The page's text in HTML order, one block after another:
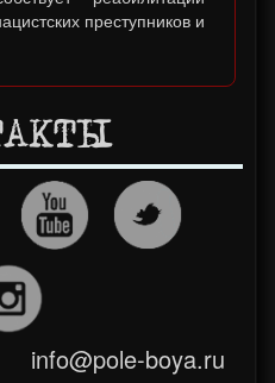
преступников и
info@pole-boya.ru